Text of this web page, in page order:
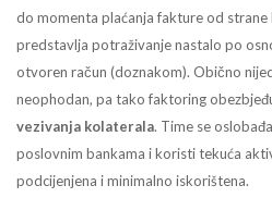
do momenta plaćanja fakture od strane
predstavlja potraživanje nastalo po
otvoren račun (doznakom). Obično
neophodan, pa tako faktoring
vezivanja kolaterala. Time se
poslovnim bankama i koristi tekuća
podcijenjena i minimalno iskorištena.